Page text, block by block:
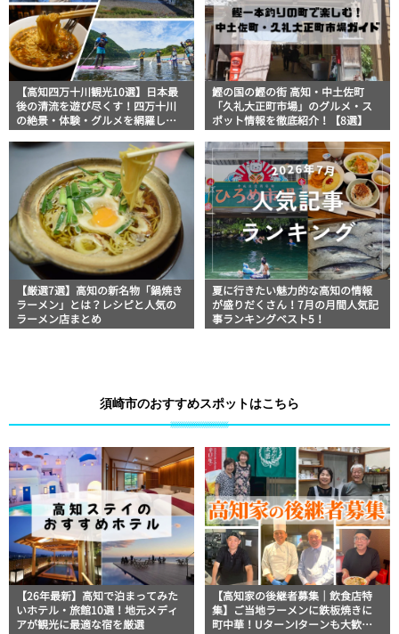
【高知四万十川観光10選】日本最
後の清流を遊び尽くす！四万十川
の絶景・体験・グルメを網羅した
鰹の国の鰹の街 高知・中土佐町
「久礼大正町市場」のグルメ・ス
ポット情報を徹底紹介！【8選】
【厳選7選】高知の新名物「鍋焼き
ラーメン」とは？レシピと人気の
ラーメン店まとめ
夏に行きたい魅力的な高知の情報
が盛りだくさん！7月の月間人気記
事ランキングベスト5！
須崎市のおすすめスポットはこちら
【26年最新】高知で泊まってみた
いホテル・旅館10選！地元メディ
アが観光に最適な宿を厳選
【高知家の後継者募集｜飲食店特
集】ご当地ラーメンに鉄板焼きに
町中華！UターンIターンも大歓